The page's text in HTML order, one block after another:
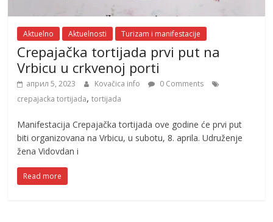
Aktuelno Aktuelnosti Turizam i manifestacije
Crepajačka tortijada prvi put na
Vrbicu u crkvenoj porti
април 5, 2023 Kovačica info
0 Comments
crepajacka tortijada,tortijada
Manifestacija Crepajačka tortijada ove godine će prvi put
biti organizovana na Vrbicu, u subotu, 8. aprila. Udruženje
žena Vidovdan i
Read more